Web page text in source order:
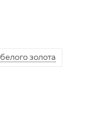
золота